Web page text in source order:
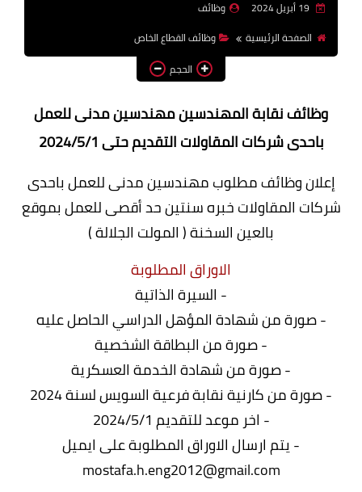
بالجامعات والمعاهد
اخبار
وظائف
الصفحة الرئيسية
وظائف القطاع الخاص
الحجم
وظائف نقابة المهندسين مهندسين مدنى للعمل
باحدى شركات المقاولات التقديم حتى 2024/5/1
إعلان وظائف مطلوب مهندسين مدنى للعمل باحدى
شركات المقاولات خبره سنتين حد أقصى للعمل بموقع
بالعين السخنة ( المولت الجلالة )
الاوراق المطلوبة
- السيرة الذاتية
- صورة من شهادة المؤهل الدراسي الحاصل عليه
- صورة من البطاقة الشخصية
- صورة من شهادة الخدمة العسكرية
- صورة من كارنية نقابة فرعية السويس لسنة 2024
- اخر موعد للتقديم 2024/5/1
- يتم ارسال الاوراق المطلوبة على ايميل
mostafa.h.eng2012@gmail.com